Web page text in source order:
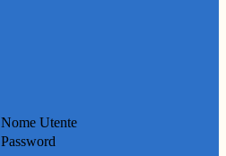
Nome Utente
Password